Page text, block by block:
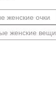
женские очки
женские вещи